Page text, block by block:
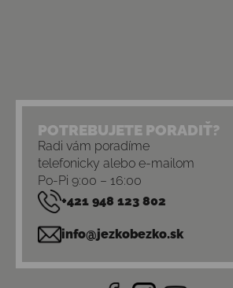
POTREBUJETE PORADIŤ?
Radi vám poradíme
telefonicky alebo e-mailom
Po-Pi 9:00 – 16:00
+421 948 123 802
info@jezkobezko.sk